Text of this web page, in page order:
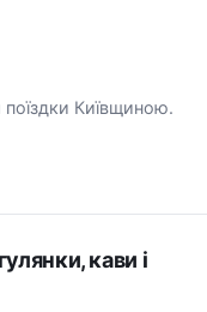
поїздки Київщиною.
кави і